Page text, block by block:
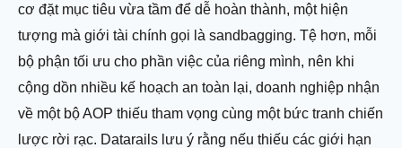
cơ đặt mục tiêu vừa tầm để dễ hoàn thành, một hiện
tượng mà giới tài chính gọi là sandbagging. Tệ hơn, mỗi
bộ phận tối ưu cho phần việc của riêng mình, nên khi
cộng dồn nhiều kế hoạch an toàn lại, doanh nghiệp nhận
về một bộ AOP thiếu tham vọng cùng một bức tranh chiến
lược rời rạc. Datarails lưu ý rằng nếu thiếu các giới hạn